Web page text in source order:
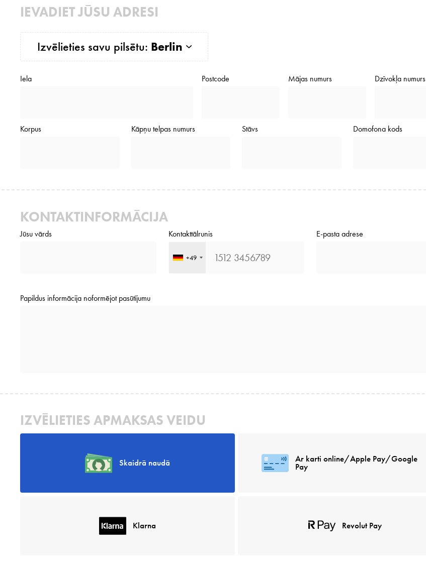
IEVADIET JŪSU ADRESI
Izvēlieties savu pilsētu: Berlin
Iela Postcode Mājas numurs Dzīvokļa numurs
Korpus Kāpņu telpas numurs Stāvs Domofona kods
KONTAKTINFORMĀCIJA
Jūsu vārds Kontakttālrunis
+49
E-pasta adrese
Papildus informācija noformējot pasūtījumu
IZVĒLIETIES APMAKSAS VEIDU
Skaidrā naudā Ar karti online/Apple Pay/Google
Pay
Klarna Revolut Pay